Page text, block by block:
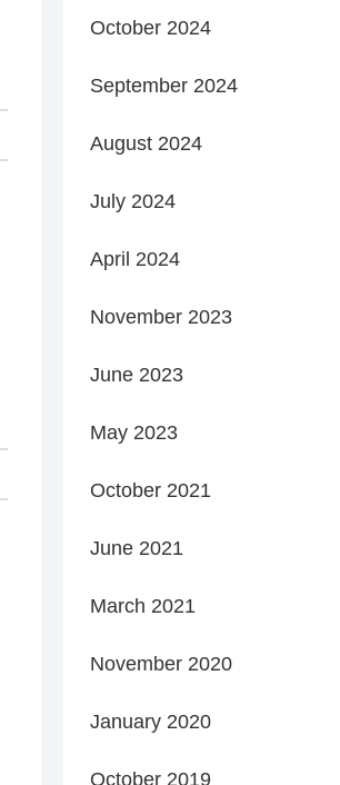
October 2024
September 2024
August 2024
July 2024
April 2024
November 2023
June 2023
May 2023
October 2021
June 2021
March 2021
November 2020
January 2020
October 2019